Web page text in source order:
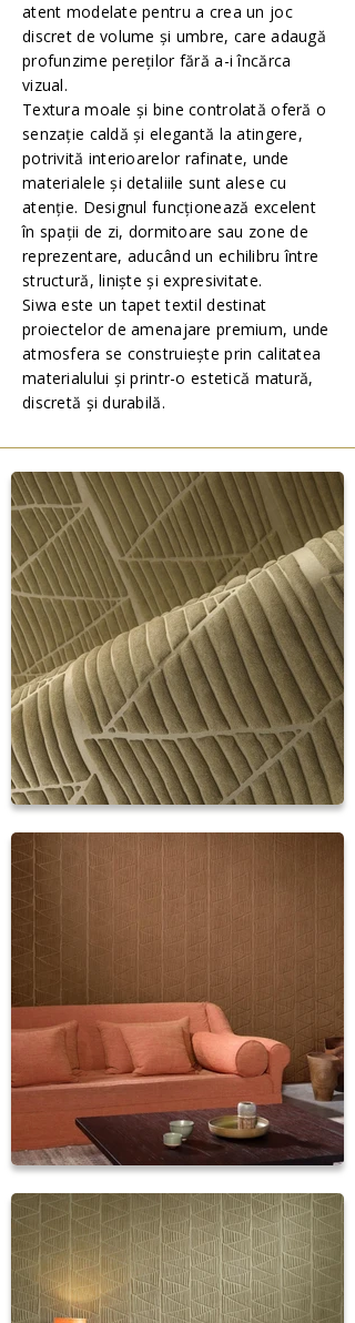
atent modelate pentru a crea un joc
discret de volume și umbre, care adaugă
profunzime pereților fără a-i încărca
vizual.
Textura moale și bine controlată oferă o
senzație caldă și elegantă la atingere,
potrivită interioarelor rafinate, unde
materialele și detaliile sunt alese cu
atenție. Designul funcționează excelent
în spații de zi, dormitoare sau zone de
reprezentare, aducând un echilibru între
structură, liniște și expresivitate.
Siwa este un tapet textil destinat
proiectelor de amenajare premium, unde
atmosfera se construiește prin calitatea
materialului și printr-o estetică matură,
discretă și durabilă.